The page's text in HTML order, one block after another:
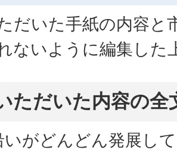
だいた手紙の内容と
ないように編集した
ただいた内容の全
いがどんどん発展し